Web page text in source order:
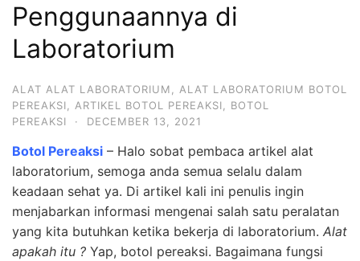
Penggunaannya di
Laboratorium
ALAT ALAT LABORATORIUM
ALAT LABORATORIUM BOTOL
PEREAKSI
ARTIKEL BOTOL PEREAKSI
BOTOL
PEREAKSI
· DECEMBER 13, 2021
Botol Pereaksi – Halo sobat pembaca artikel alat
laboratorium, semoga anda semua selalu dalam
keadaan sehat ya. Di artikel kali ini penulis ingin
menjabarkan informasi mengenai salah satu peralatan
yang kita butuhkan ketika bekerja di laboratorium. Alat
apakah itu ? Yap, botol pereaksi. Bagaimana fungsi